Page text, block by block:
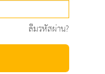
ลืมรหัสผ่าน?